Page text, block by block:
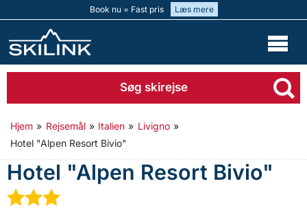
Book nu = Fast pris Læs mere
Søg skirejse
Hjem » Rejsemål » Italien » Livigno »
Hotel "Alpen Resort Bivio"
Hotel "Alpen Resort Bivio"
★★